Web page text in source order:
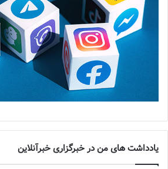
یادداشت های من در خبرگزاری خبرآنلاین